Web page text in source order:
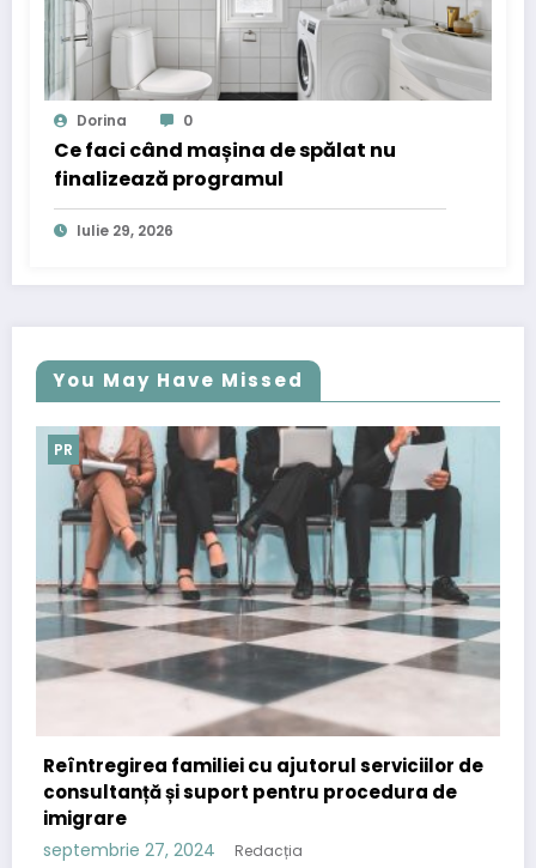
Dorina 0
Ce faci când mașina de spălat nu
finalizează programul
Iulie 29, 2026
You May Have Missed
cu ajutorul serviciilor de
pentru procedura de
Redacția
PR
Importanța
strategia de content